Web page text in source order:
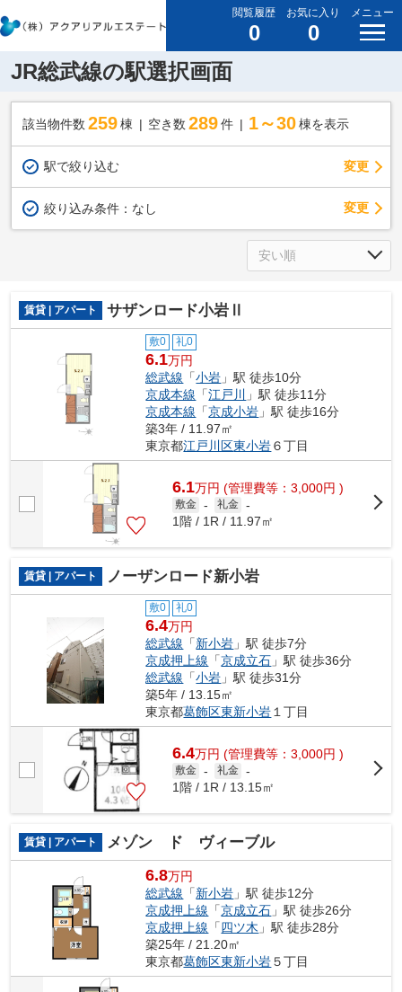
閲覧履歴
0
お気に入り
0
メニュー
JR総武線の駅選択画面
該当物件数 259棟 空き数 289 件 1～30 棟を表示
駅で絞り込む 変更
絞り込み条件： なし 変更
賃貸 | アパート サザンロード小岩Ⅱ
敷0 礼0
6.1万円
総武線 「小岩 」駅 徒歩10分
京成本線 「江戸川
」駅 徒歩11分
京成本線 「京成小岩 」駅 徒歩16分
築3年 / 11.97㎡
東京都江戸川区東小岩６丁目
6.1万円 (管理費等：3,000円 )
敷金 - 礼金 -
1階 / 1R / 11.97㎡
賃貸 | アパート ノーザンロード新小岩
敷0 礼0
6.4万円
総武線 「新小岩 」駅 徒歩7分
京成押上線 「京成立石 」駅 徒歩36分
総武線 「小岩 」駅 徒歩31分
築5年 / 13.15㎡
東京都葛飾区東新小岩 １丁目
6.4万円 (管理費等：3,000円 )
敷金 - 礼金 -
1階 / 1R / 13.15㎡
賃貸 | アパート メゾン ド ヴィーブル
6.8万円
総武線 「新小岩 」駅 徒歩12分
京成押上線 「京成立石 」駅 徒歩26分
京成押上線 「四ツ木 」駅 徒歩28分
築25年 / 21.20㎡
東京都葛飾区東新小岩５丁目